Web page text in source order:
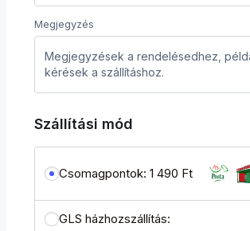
Megjegyzés
Szállítási mód
Csomagpontok:1 490 Ft
GLS házhozszállítás: